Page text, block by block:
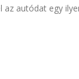
autódat egy